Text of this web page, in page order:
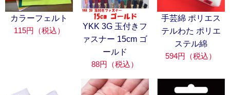
カラーフェルト
115円（税込）
YKK 3G 玉付きフ
ァスナー 15cm ゴ
ールド
88円（税込）
手芸綿 ポリエス
テルわた ポリエ
ステル綿
594円（税込）